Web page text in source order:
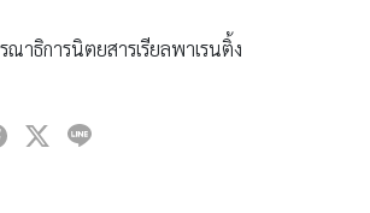
ณาธิการนิตยสารเรียลพาเรนติ้ง